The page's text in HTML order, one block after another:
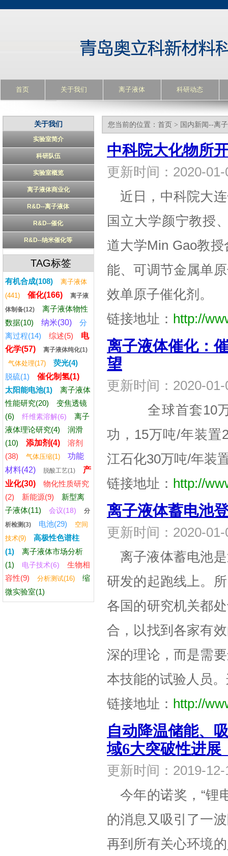
首页 关于我们 离子液体 科研动态
关于我们
实验室简介
科研队伍
实验室概览
离子液体商业化
R&D--离子液体
R&D--催化
R&D--纳米催化等
TAG标签
有机合成(108)
离子液体
(441)
催化(166)
离子液
体制备(12)
离子液体物性
数据(10)
纳米(30)
分
离过程(14)
综述(5)
电
化学(57)
离子液体纯化(1)
气体处理(17)
荧光(4)
脱硫(1)
催化制氢(1)
太阳能电池(1)
离子液体
性能研究(20)
变焦透镜
(6)
纤维素溶解(6)
离子
液体理论研究(4)
润滑
(10)
添加剂(4)
溶剂
(38)
气体压缩(1)
功能
材料(42)
脱酸工艺(1)
产
业化(30)
物化性质研究
(2)
新能源(9)
新型离
子液体(11)
会议(18)
分
析检测(3)
电池(29)
空间
技术(9)
高极性色谱柱
(1)
离子液体市场分析
(1)
电子技术(6)
生物相
容性(9)
分析测试(16)
缩
微实验室(1)
您当前的位置： 首页 > 国内新闻--离
中科院大化物所
更新时间：2020-
近日，中科院大
国立大学颜宁教授
道大学Min Gao教
能、可调节金属单
效单原子催化剂。
链接地址： http://
离子液体催化：
望
更新时间：2020-
全球首套10万
功，15万吨/年装置
江石化30万吨/年装
链接地址： http://
离子液体蓄电池
更新时间：2020-
离子液体蓄电池
研发的起跑线上。
各国的研究机关都
合，以找到各家有
深的理论，而是需
本技能的试验人员
链接地址： http://
自动降温储能、
域6大突破性进展
更新时间：2019-
今年的诺奖，“锂
的消息又吸引了一
再到所有关心环境